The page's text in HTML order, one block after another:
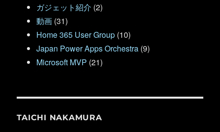
ガジェット紹介 (2)
動画 (31)
Home 365 User Group (10)
Japan Power Apps Orchestra (9)
Microsoft MVP (21)
TAICHI NAKAMURA